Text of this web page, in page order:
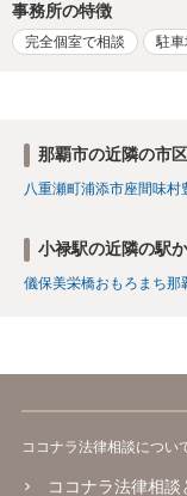
事務所の特徴
完全個室で相談 駐車
那覇市の近隣の市
八重瀬町浦添市座間味村
小禄駅の近隣の駅
儀保美栄橋おもろまち那
ココナラ法律相談につい
ココナラ法律相談